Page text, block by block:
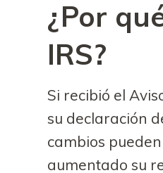
¿Por
IRS?
Si recibió el
su declaración
cambios
aumentado su